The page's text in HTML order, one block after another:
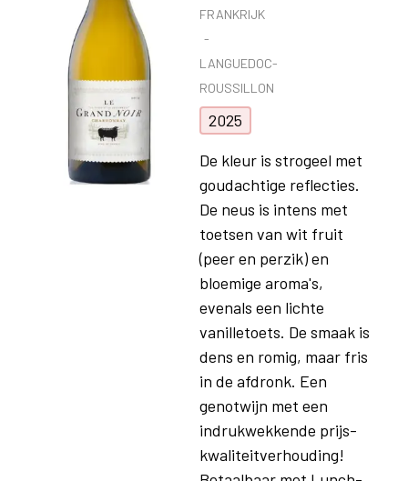
FRANKRIJK
LANGUEDOC-
ROUSSILLON
2025
De kleur is strogeel met
goudachtige reflecties.
De neus is intens met
toetsen van wit fruit
(peer en perzik) en
bloemige aroma's,
evenals een lichte
vanilletoets. De smaak is
dens en romig, maar fris
in de afdronk. Een
genotwijn met een
indrukwekkende prijs-
kwaliteitverhouding!